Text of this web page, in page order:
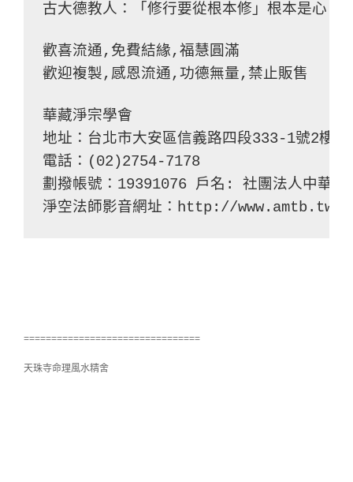
古大德教人：「修行要從根本修」根本是心、
歡喜流通,免費結緣,福慧圓滿
歡迎複製,感恩流通,功德無量,禁止販售
華藏淨宗學會
地址：台北市大安區信義路四段333-1號2樓
電話：(02)2754-7178
劃撥帳號：19391076 戶名: 社團法人中華華
淨空法師影音網址：http://www.amtb.tw
================================
天珠寺命理風水精舍